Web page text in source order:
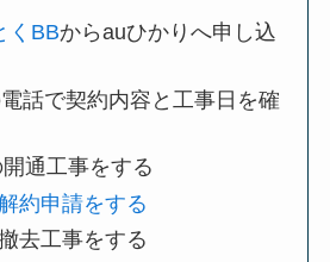
くBBからauひかりへ申し込
話で契約内容と工事日を確
通工事をする
約申請をする
去工事をする